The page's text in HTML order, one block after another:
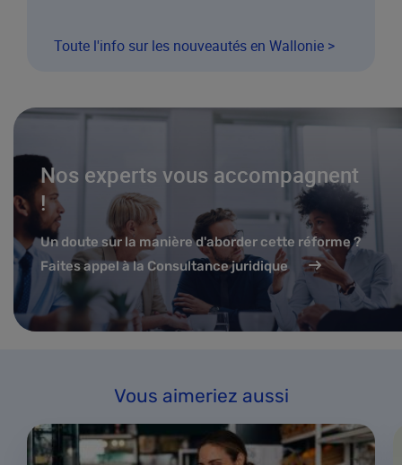
Toute l'info sur les nouveautés en Wallonie >
Nos experts vous accompagnent
!
Un doute sur la manière d'aborder cette réforme ?
Faites appel à la Consultance juridique
Vous aimeriez aussi